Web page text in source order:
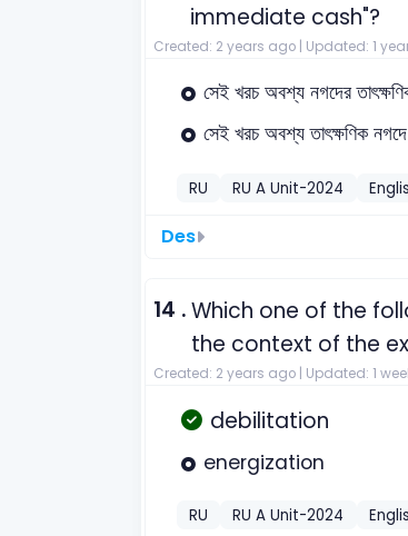
immediate cash"?
Created: 2 years ago | Updated: 1
সেই খরচ অবশ্য নগদের
সেই খরচ অবশ্য তাৎক্ষণিক
RU RU A Unit-2024
Des
14 .Which one of the
the context of the
Created: 2 years ago | Updated: 1
debilitation
energization
RU RU A Unit-2024